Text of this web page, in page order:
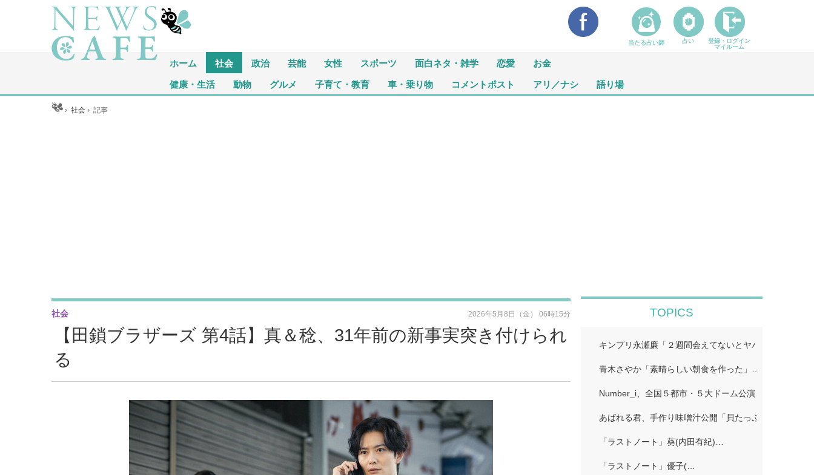
ホーム 社会 政治 芸能 女性 スポーツ 面白ネタ・雑学 恋愛 お金
健康・生活 動物 グルメ 子育て・教育 車・乗り物 コメントポスト アリ／ナシ 語り場
ホーム ›社会 ›記事
【田鎖ブラザーズ 第4話】真＆稔、31年前の新事実突き付けられ
る
社会 2026年5月8日（金） 06時15分 TOPICS
キンプリ永瀬廉「２週間会えてないとヤバいってなる
青木さやか「素晴らしい朝食を作った」…
Number_i、全国５都市・５大ドーム公演…
あばれる君、手作り味噌汁公開「貝たっぷりで美味し
「ラストノート」葵(内田有紀)…
「ラストノート」優子(…
当たる占い師 占い
登録・ログイン
マイルーム